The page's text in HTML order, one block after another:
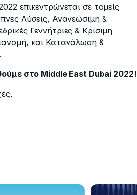
επικεντρώνεται σε τομείς
Λύσεις, Ανανεώσιμη &
Γεννήτριες & Κρίσιμη
και Κατανάλωση &
στο Middle East Dubai 2022!